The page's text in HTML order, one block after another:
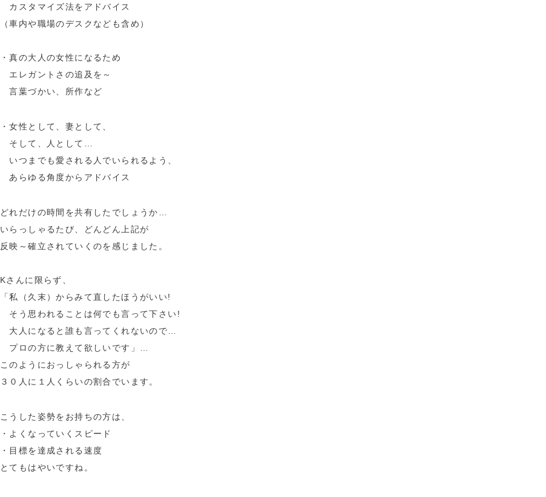
カスタマイズ法をアドバイス
（車内や職場のデスクなども含め）
・真の大人の女性になるため
エレガントさの追及を～
言葉づかい、所作など
・女性として、妻として、
そして、人として…
いつまでも愛される人でいられるよう、
あらゆる角度からアドバイス
どれだけの時間を共有したでしょうか…
いらっしゃるたび、どんどん上記が
反映～確立されていくのを感じました。
Kさんに限らず、
「私（久末）からみて直したほうがいい!
そう思われることは何でも言って下さい!
大人になると誰も言ってくれないので…
プロの方に教えて欲しいです」…
このようにおっしゃられる方が
３０人に１人くらいの割合でいます。
こうした姿勢をお持ちの方は、
・よくなっていくスピード
・目標を達成される速度
とてもはやいですね。